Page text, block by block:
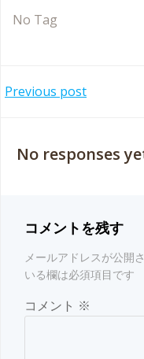
No Tag
Post
Previous post
No responses
コメントを残す
メールアドレスが公開
いる欄は必須項目です
コメント ※